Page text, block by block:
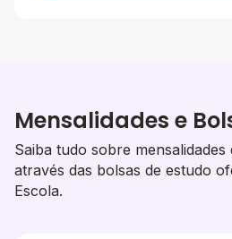
Mensalidades e
Saiba tudo sobre mensalidades
através das bolsas de estudo
Escola.